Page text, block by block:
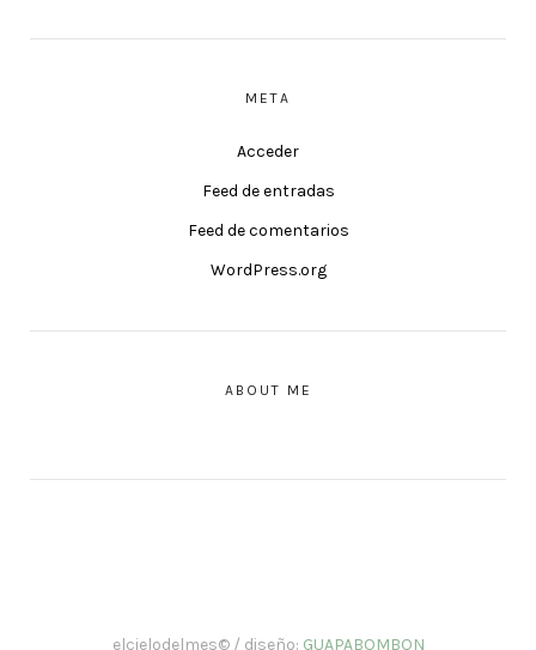
META
Acceder
Feed de entradas
Feed de comentarios
WordPress.org
ABOUT ME
elcielodelmes© / diseño: GUAPABOMBON